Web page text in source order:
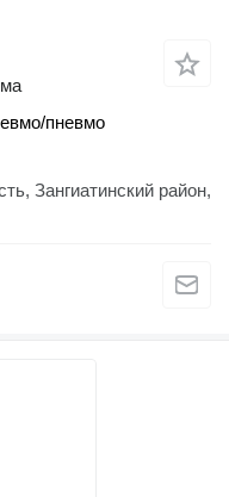
пневмо
Зангиатинский район,